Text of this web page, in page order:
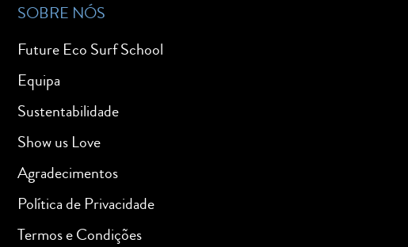
SOBRE NÓS
Future Eco Surf School
Equipa
Sustentabilidade
Show us Love
Agradecimentos
Política de Privacidade
Termos e Condições